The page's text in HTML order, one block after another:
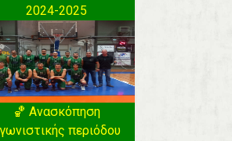
2024-2025
🏀 Ανασκόπηση
περιόδου